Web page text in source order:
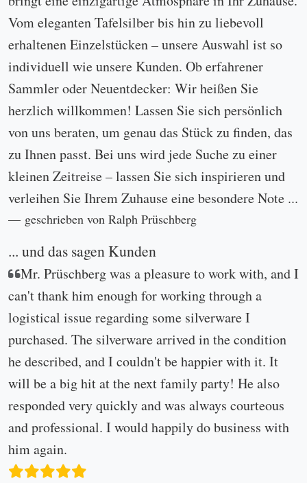
Vom eleganten Tafelsilber bis hin zu liebevoll
erhaltenen Einzelstücken – unsere Auswahl ist so
individuell wie unsere Kunden. Ob erfahrener
Sammler oder Neuentdecker: Wir heißen Sie
herzlich willkommen! Lassen Sie sich persönlich
von uns beraten, um genau das Stück zu finden, das
zu Ihnen passt. Bei uns wird jede Suche zu einer
kleinen Zeitreise – lassen Sie sich inspirieren und
verleihen Sie Ihrem Zuhause eine besondere Note ...
geschrieben von Ralph Prüschberg
... und das sagen Kunden
Mr. Prüschberg was a pleasure to work with, and I
can't thank him enough for working through a
logistical issue regarding some silverware I
purchased. The silverware arrived in the condition
he described, and I couldn't be happier with it. It
will be a big hit at the next family party! He also
responded very quickly and was always courteous
and professional. I would happily do business with
him again.